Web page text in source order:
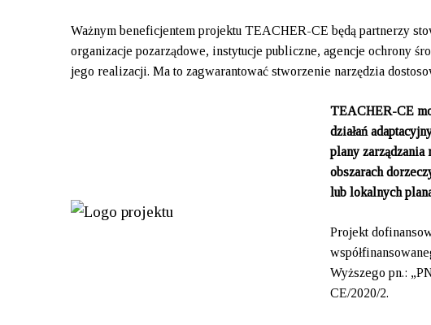
Ważnym beneficjentem projektu TEACHER-CE będą partnerzy
organizacje pozarządowe, instytucje publiczne, agencje ochrony
jego realizacji. Ma to zagwarantować stworzenie narzędzia
TEACHER-CE
działań
plany
obszarach
lub lokalnych
Projekt
Wyższego pn.:
CE/2020/2.